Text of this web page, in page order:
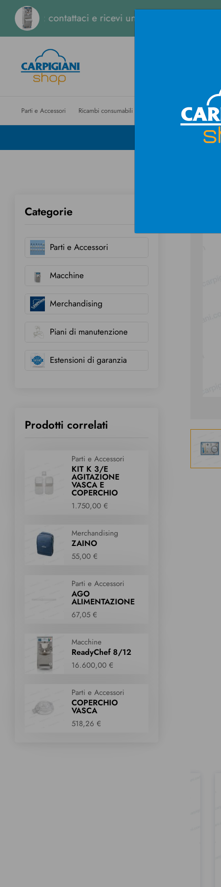
contattaci e ricevi una stima immediata.
Parti e Accessori Ricambi consumabili Piani di
Categorie
Parti e Accessori
Macchine
Merchandising
Piani di manutenzione
Estensioni di garanzia
Prodotti correlati
Parti e Accessori
KIT K 3/E
AGITAZIONE
VASCA E
COPERCHIO
1.750,00 €
Merchandising
ZAINO
55,00 €
Parti e Accessori
AGO
ALIMENTAZIONE
67,05 €
Macchine
ReadyChef 8/12
16.600,00 €
Parti e Accessori
COPERCHIO
VASCA
518,26 €